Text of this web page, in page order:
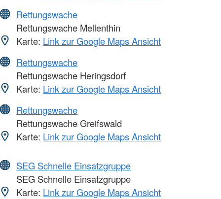
Rettungswache
Rettungswache Mellenthin
Karte: Link zur Google Maps Ansicht
Rettungswache
Rettungswache Heringsdorf
Karte: Link zur Google Maps Ansicht
Rettungswache
Rettungswache Greifswald
Karte: Link zur Google Maps Ansicht
SEG Schnelle Einsatzgruppe
SEG Schnelle Einsatzgruppe
Karte: Link zur Google Maps Ansicht